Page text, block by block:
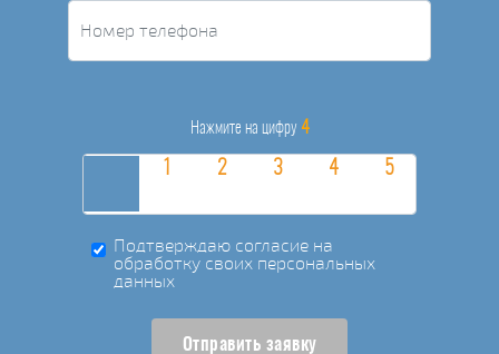
Нажмите на цифру 4
Подтверждаю согласие на
обработку своих персональных
данных
Отправить заявку